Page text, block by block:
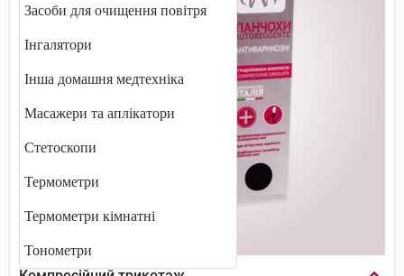
Засоби для очищення повітря
Інгалятори
Інша домашня медтехніка
Масажери та аплікатори
Стетоскопи
Термометри
Термометри кімнатні
Тонометри